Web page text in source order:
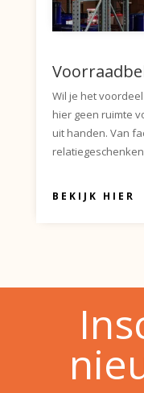
Wil je het
hier geen ruimte
uit handen. Van
BEKIJK HIER